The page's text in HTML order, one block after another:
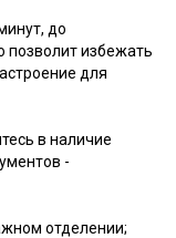
до
позволит избежать
для
в наличие
-
отделении;